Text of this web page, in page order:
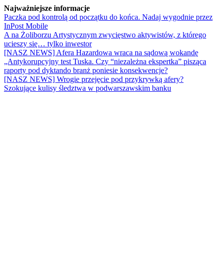
Najważniejsze informacje
Paczka pod kontrolą od początku do końca. Nadaj wygodnie przez
InPost Mobile
A na Żoliborzu Artystycznym zwycięstwo aktywistów, z którego
ucieszy się… tylko inwestor
[NASZ NEWS] Afera Hazardowa wraca na sądową wokandę
„Antykorupcyjny test Tuska. Czy “niezależna ekspertka” pisząca
raporty pod dyktando branż poniesie konsekwencje?
[NASZ NEWS] Wrogie przejęcie pod przykrywką afery?
Szokujące kulisy śledztwa w podwarszawskim banku